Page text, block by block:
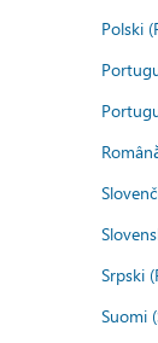
Polski
Srpski
Suomi